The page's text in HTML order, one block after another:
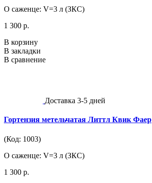
О саженце: V=3 л (ЗКС)
1 300 р.
В корзину
В закладки
В сравнение
Доставка 3-5 дней
Гортензия метельчатая Литтл Квик Фаер
(Код: 1003)
О саженце: V=3 л (ЗКС)
1 300 р.